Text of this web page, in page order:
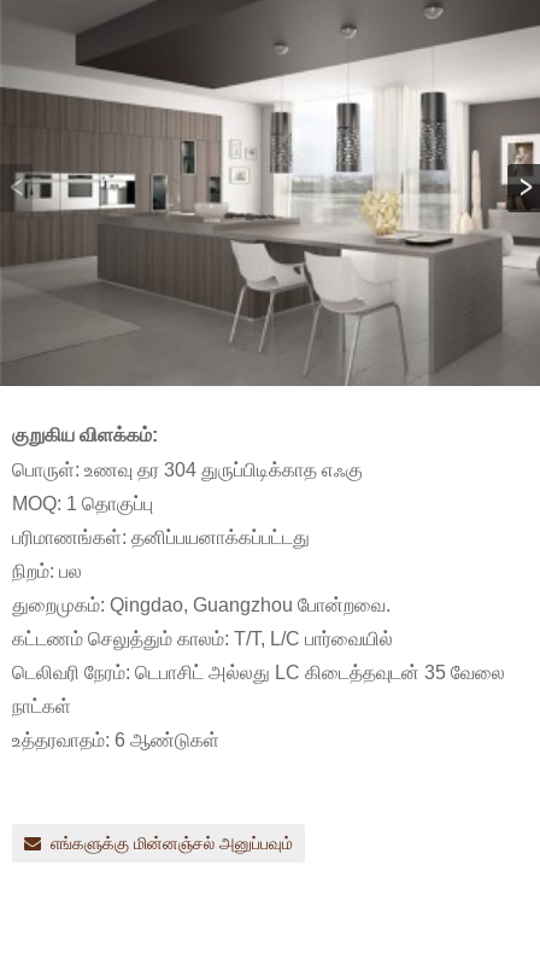
குறுகிய விளக்கம்:
பொருள்: உணவு தர 304 துருப்பிடிக்காத எஃகு
MOQ: 1 தொகுப்பு
பரிமாணங்கள்: தனிப்பயனாக்கப்பட்டது
நிறம்: பல
துறைமுகம்: Qingdao, Guangzhou போன்றவை.
கட்டணம் செலுத்தும் காலம்: T/T, L/C பார்வையில்
டெலிவரி நேரம்: டெபாசிட் அல்லது LC கிடைத்தவுடன் 35 வேலை
நாட்கள்
உத்தரவாதம்: 6 ஆண்டுகள்
எங்களுக்கு மின்னஞ்சல் அனுப்பவும்